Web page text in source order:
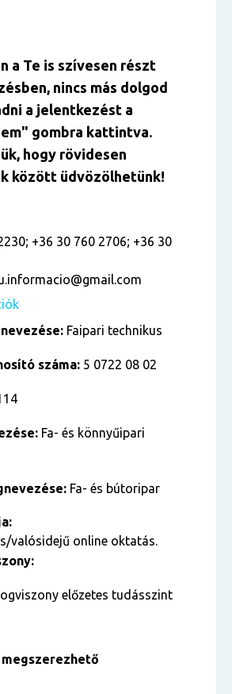
a Te is szívesen részt
nincs más dolgod
a jelentkezést a
gombra kattintva.
hogy rövidesen
között üdvözölhetünk!
+36 30 760 2706; +36 30
Faipari technikus
száma: 5 0722 08 02
Fa- és könnyűipari
Fa- és bútoripar
valósidejű online oktatás.
előzetes tudásszint